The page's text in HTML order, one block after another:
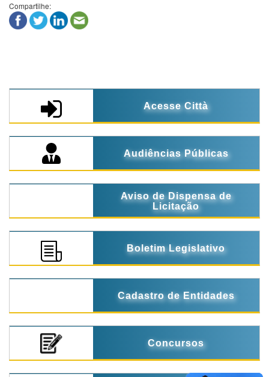
Compartilhe:
Acesse Città
Audiências Públicas
Aviso de Dispensa de
Licitação
Boletim Legislativo
Cadastro de Entidades
Concursos